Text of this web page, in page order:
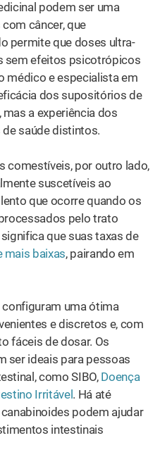
ou óleo de coco. Os
geralmente são
gramas com cerca de
Isso é ótimo para as
para aqueles que sofrem
difícil encontrar algo que
caso.
pode ser a melhor
permitiram a
ricos em
eficiência dos tópicos.
: os tópicos têm baixas taxas
atravessam as camadas
CB2 na pele
alívio localizado. Isto
transdérmicos de liberação
ao longo do tempo.
mostra umestudo de
são melhor absorvidos